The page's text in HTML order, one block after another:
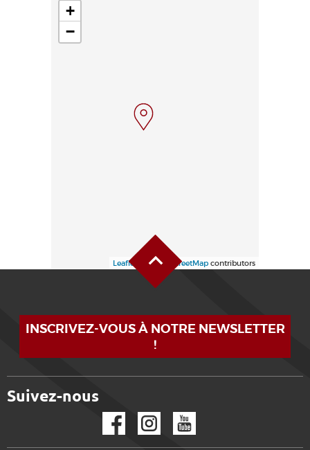
+
−
Leaflet | ©OpenStreetMap contributors
INSCRIVEZ-VOUS À NOTRE NEWSLETTER
!
Suivez-nous